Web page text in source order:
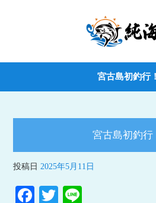
宮古島初釣行
宮古島初釣行
投稿日 2025年5月11日
Fa T